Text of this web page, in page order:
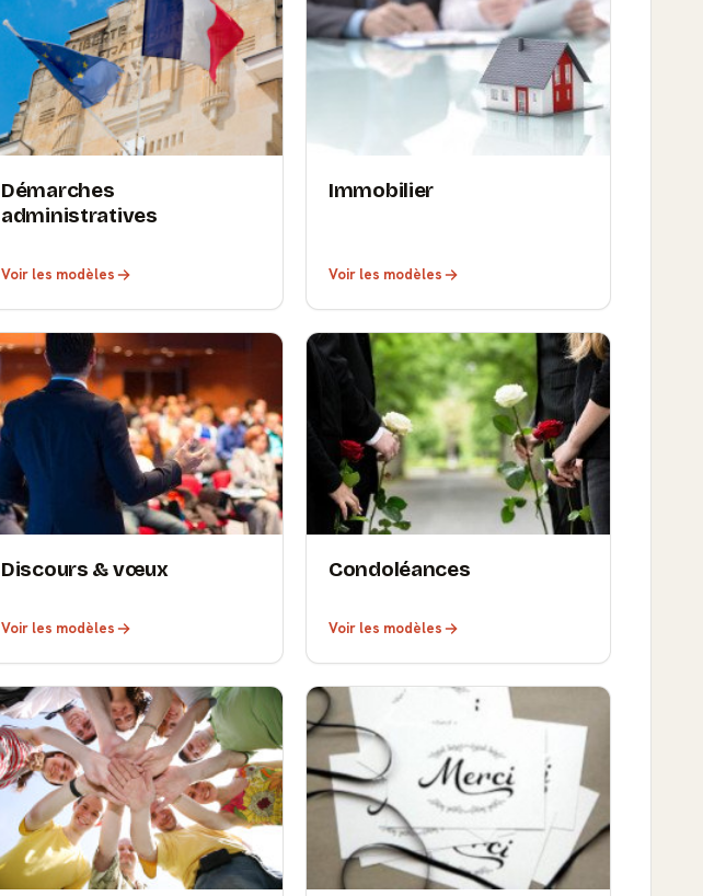
Démarches
administratives
Voir les modèles
Immobilier
Voir les modèles
Discours & vœux
Voir les modèles
Condoléances
Voir les modèles